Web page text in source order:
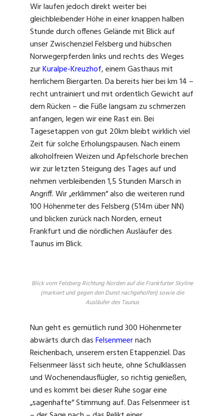
Wir laufen jedoch direkt weiter bei
gleichbleibender Höhe in einer knappen halben
Stunde durch offenes Gelände mit Blick auf
unser Zwischenziel Felsberg und hübschen
Norwegerpferden links und rechts des Weges
zurKuralpe-Kreuzhof, einem Gasthaus mit
herrlichem Biergarten. Da bereits hier bei km 14 –
recht untrainiert und mit ordentlich Gewicht auf
dem Rücken – die Füße langsam zu schmerzen
anfangen, legen wir eine Rast ein. Bei
Tagesetappen von gut 20km bleibt wirklich viel
Zeit für solche Erholungspausen. Nach einem
alkoholfreien Weizen und Apfelschorle brechen
wir zur letzten Steigung des Tages auf und
nehmen verbleibenden 1,5 Stunden Marsch in
Angriff. Wir „erklimmen“ also die weiteren rund
100 Höhenmeter des Felsberg (514m über NN)
und blicken zurück nach Norden, erneut
Frankfurt und die nördlichen Ausläufer des
Taunus im Blick.
Blick vom Felsberg Richtung Norden auf die Frankfurter Skyline
(markiert und gegen den Dunst nachgeholfen) sowie die
Ausläufer des Taunus
Nun geht es gemütlich rund 300 Höhenmeter
abwärts durch dasFelsenmeernach
Reichenbach, unserem ersten Etappenziel. Das
Felsenmeer lässt sich heute, ohne Schulklassen
und Wochenendausflügler, so richtig genießen,
und es kommt bei dieser Ruhe sogar eine
„sagenhafte“ Stimmung auf. Das Felsenmeer ist